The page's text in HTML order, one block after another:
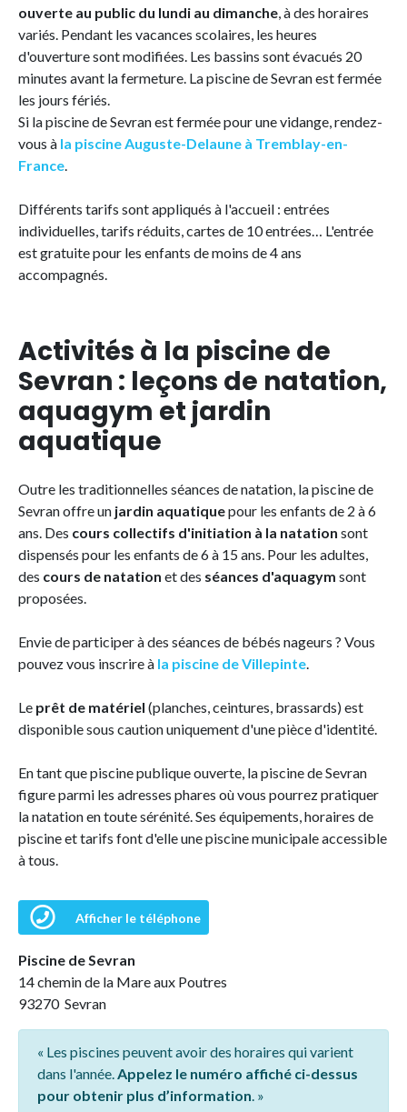
ouverte au public du lundi au dimanche, à des horaires
variés. Pendant les vacances scolaires, les heures
d'ouverture sont modifiées. Les bassins sont évacués 20
minutes avant la fermeture. La piscine de Sevran est fermée
les jours fériés.
Si la piscine de Sevran est fermée pour une vidange, rendez-
vous à la piscine Auguste-Delaune à Tremblay-en-
France.
Différents tarifs sont appliqués à l'accueil : entrées
individuelles, tarifs réduits, cartes de 10 entrées… L'entrée
est gratuite pour les enfants de moins de 4 ans
accompagnés.
Activités à la piscine de
Sevran : leçons de natation,
aquagym et jardin
aquatique
Outre les traditionnelles séances de natation, la piscine de
Sevran offre un jardin aquatiquepour les enfants de 2 à 6
ans. Des cours collectifs d'initiation à la natation sont
dispensés pour les enfants de 6 à 15 ans. Pour les adultes,
des cours de natation et des séances d'aquagym sont
proposées.
Envie de participer à des séances de bébés nageurs ? Vous
pouvez vous inscrire à la piscine de Villepinte.
Le prêt de matériel (planches, ceintures, brassards) est
disponible sous caution uniquement d'une pièce d'identité.
En tant que piscine publique ouverte, la piscine de Sevran
figure parmi les adresses phares où vous pourrez pratiquer
la natation en toute sérénité. Ses équipements, horaires de
piscine et tarifs font d'elle une piscine municipale accessible
à tous.
Afficher le téléphone
Piscine de Sevran
14 chemin de la Mare aux Poutres
93270 Sevran
« Les piscines peuvent avoir des horaires qui varient
dans l'année.Appelez le numéro affiché ci-dessus
pour obtenir plus d’information. »